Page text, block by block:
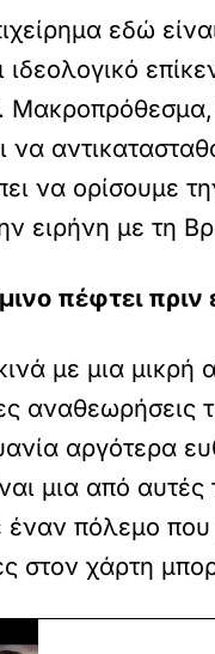
εδώ
ιδεολογικό
να
να ορίσουμε
ειρήνη με τη
πέφτει
με μια
αναθεωρήσεις
αργότερα
μια από
πόλεμο που
στον χάρτη